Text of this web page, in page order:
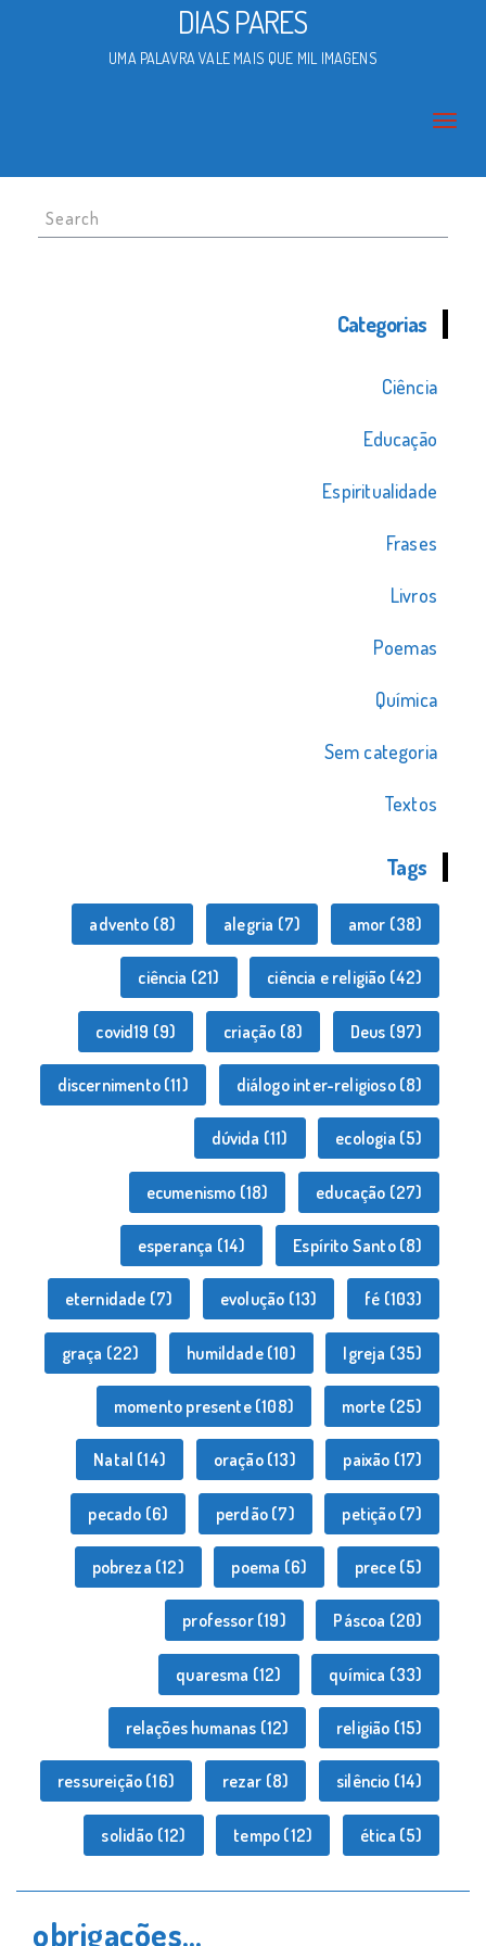
DIAS PARES
UMA PALAVRA VALE MAIS QUE MIL IMAGENS
Search
for:
Categorias
Ciência
Educação
Espiritualidade
Frases
Livros
Poemas
Química
Sem categoria
Textos
Tags
advento (8) alegria (7) amor (38)
ciência (21) ciência e religião (42)
covid19 (9) criação (8) Deus (97)
discernimento(11) diálogo inter-religioso(8)
dúvida (11) ecologia (5)
ecumenismo (18) educação (27)
esperança (14) Espírito Santo(8)
eternidade (7) evolução (13) fé (103)
graça (22) humildade(10) Igreja (35)
momento presente(108) morte (25)
Natal (14) oração(13) paixão (17)
pecado (6) perdão(7) petição(7)
pobreza (12) poema (6) prece(5)
professor(19) Páscoa (20)
quaresma (12) química (33)
relações humanas (12) religião (15)
ressureição (16) rezar (8) silêncio (14)
solidão (12) tempo (12) ética (5)
obrigações…